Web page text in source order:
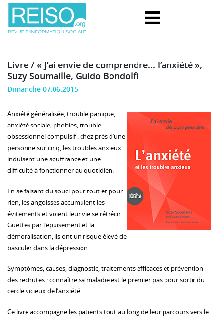
Livre / « J’ai envie de comprendre... l’anxiété »,
Suzy Soumaille, Guido Bondolfi
Dimanche 07.06.2015
Anxiété généralisée, trouble panique,
anxiété sociale, phobies, trouble
obsessionnel compulsif : chez près d’une
personne sur cinq, les troubles anxieux
induisent une souffrance et une
difficulté à fonctionner au quotidien.
En se faisant du souci pour tout et pour
rien, les angoissés accumulent les
évitements et voient leur vie se rétrécir.
Guettés par l’épuisement et la
démoralisation, ils ont un risque élevé de
basculer dans la dépression.
Symptômes, causes, diagnostic, traitements efficaces et prévention
des rechutes : connaître sa maladie est le premier pas pour sortir du
cercle vicieux de l’anxiété.
Ce livre accompagne les patients tout au long de leur parcours vers le